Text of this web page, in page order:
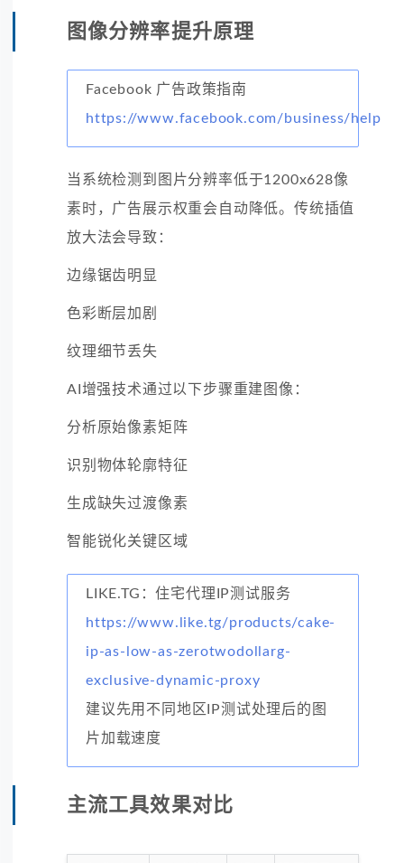
图像分辨率提升原理
Facebook 广告政策指南
https://www.facebook.com/business/help
当系统检测到图片分辨率低于1200x628像
素时，广告展示权重会自动降低。传统插值
放大法会导致：
边缘锯齿明显
色彩断层加剧
纹理细节丢失
AI增强技术通过以下步骤重建图像：
分析原始像素矩阵
识别物体轮廓特征
生成缺失过渡像素
智能锐化关键区域
LIKE.TG：住宅代理IP测试服务
https://www.like.tg/products/cake-
ip-as-low-as-zerotwodollarg-
exclusive-dynamic-proxy
建议先用不同地区IP测试处理后的图
片加载速度
主流工具效果对比